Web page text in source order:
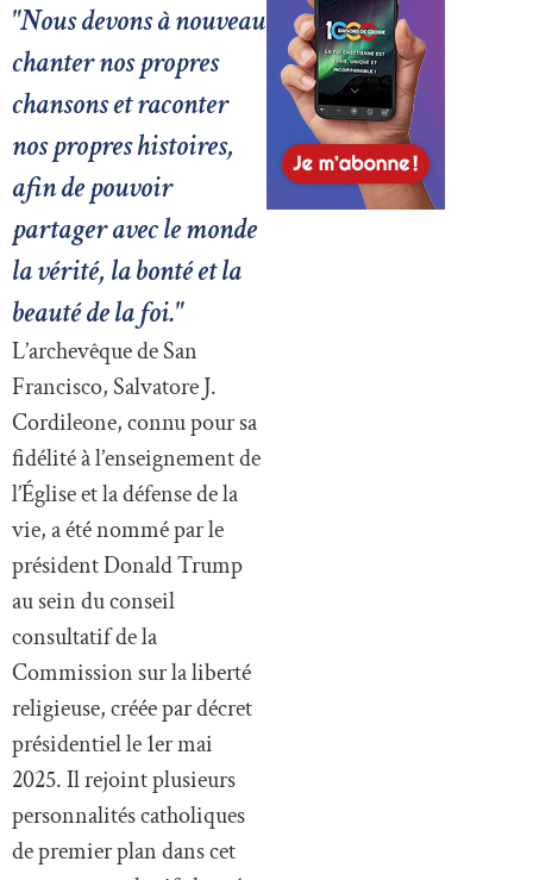
"Nous devons à nouveau
chanter nos propres
chansons et raconter
nos propres histoires,
afin de pouvoir
partager avec le monde
la vérité, la bonté et la
beauté de la foi."
L’archevêque de San
Francisco, Salvatore J.
Cordileone, connu pour sa
fidélité à l’enseignement de
l’Église et la défense de la
vie, a été nommé par le
président Donald Trump
au sein du conseil
consultatif de la
Commission sur la liberté
religieuse, créée par décret
présidentiel le 1er mai
2025. Il rejoint plusieurs
personnalités catholiques
de premier plan dans cet